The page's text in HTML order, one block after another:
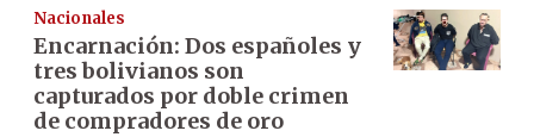
Nacionales
Encarnación: Dos españoles y
tres bolivianos son
capturados por doble crimen
de compradores de oro